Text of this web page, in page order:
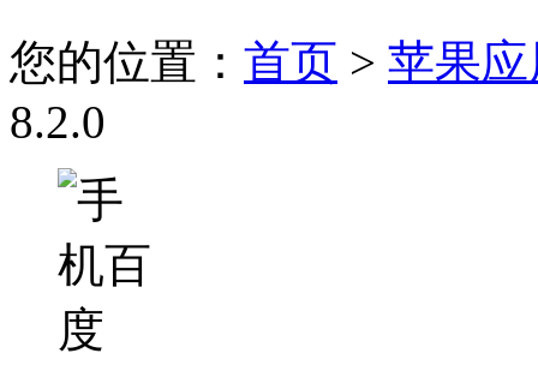
您的位置： 首页 > 苹果
8.2.0